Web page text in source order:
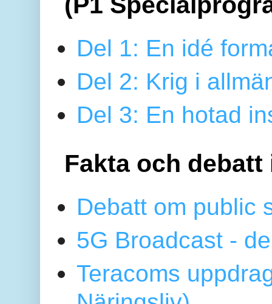
Del 1: En idé
Del 2: Krig i
Del 3: En hotad
Fakta och debatt
Debatt om public
5G Broadcast -
Teracoms